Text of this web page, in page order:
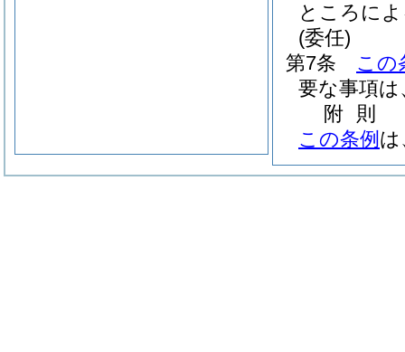
ところに
(委任)
第7条
この
要な事項
附 則
この条例 は